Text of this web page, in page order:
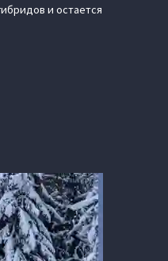
и остается